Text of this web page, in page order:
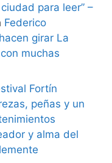
para leer” –
Federico
girar La
muchas
Fortín
peñas y un
y alma del